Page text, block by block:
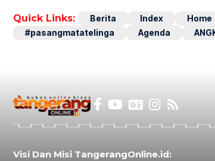
Quick Links: Berita Index Home
#pasangmatatelinga
Agenda
Visi Dan Misi TangerangOnline.id: